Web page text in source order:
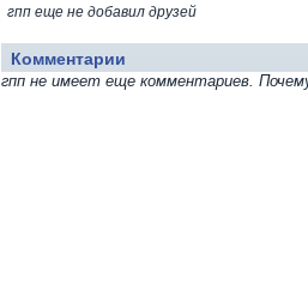
гпп еще не добавил друзей
Комментарии
гпп не имеет еще комментариев.